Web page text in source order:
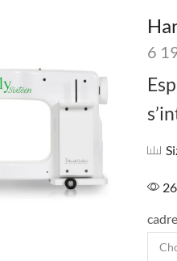
6
26
cadre